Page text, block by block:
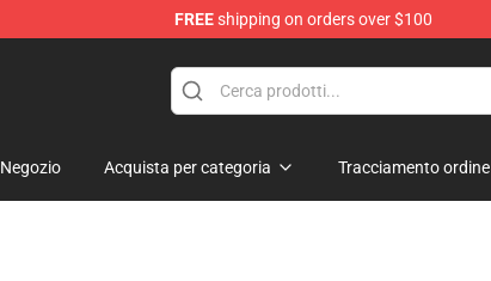
FREEshipping on orders over $100
Negozio Acquista per categoria Tracciamento ordine